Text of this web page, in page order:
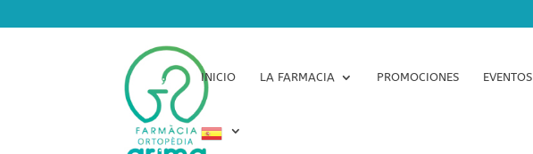
INICIO LA FARMACIA PROMOCIONES EVENTOS